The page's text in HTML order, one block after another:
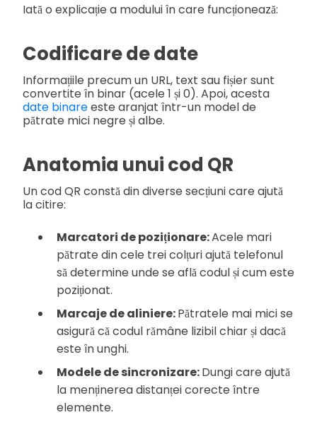
Iată o explicație a modului în care funcționează:
Codificare de date
Informațiile precum un URL, text sau fișier sunt
convertite în binar (acele 1 și 0). Apoi, acesta
date binareeste aranjat într-un model de
pătrate mici negre și albe.
Anatomia unui cod QR
Un cod QR constă din diverse secțiuni care ajută
la citire:
Marcatori de poziționare:Acele mari
pătrate din cele trei colțuri ajută telefonul
să determine unde se află codul și cum este
poziționat.
Marcaje de aliniere:Pătratele mai mici se
asigură că codul rămâne lizibil chiar și dacă
este în unghi.
Modele de sincronizare:Dungi care ajută
la menținerea distanței corecte între
elemente.